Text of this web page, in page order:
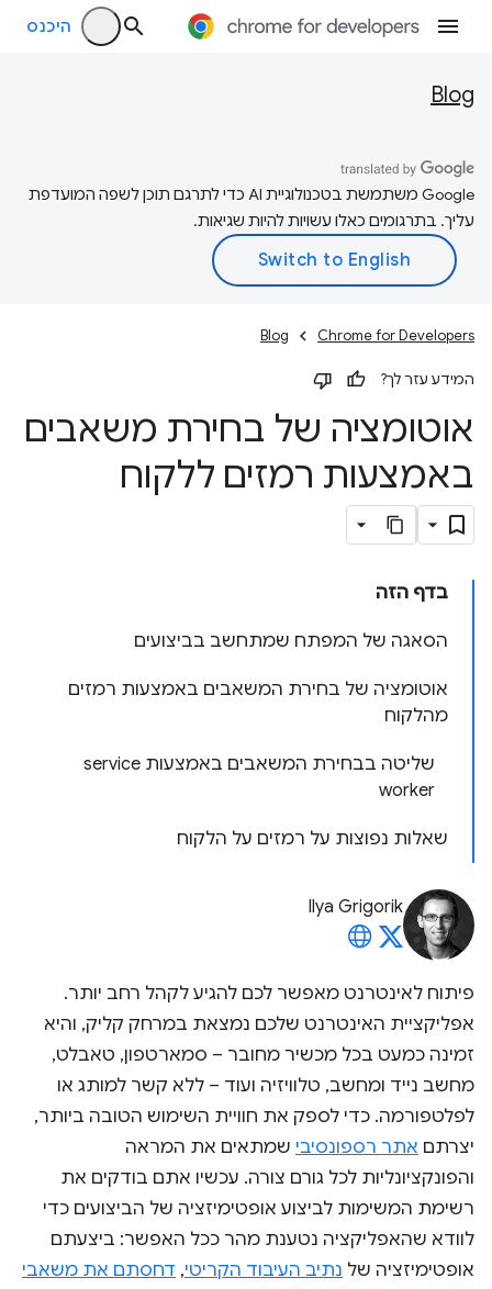
היכנס
Blog
‫Google משתמשת בטכנולוגיית AI כדי לתרגם תוכן לשפה המועדפת
עליך. בתרגומים כאלו עשויות להיות שגיאות.
Chrome for Developers
Blog
המידע עזר לך?
אוטומציה של בחירת משאבים
באמצעות רמזים ללקוח
בדף הזה
הסאגה של המפתח שמתחשב בביצועים
אוטומציה של בחירת המשאבים באמצעות רמזים
מהלקוח
שליטה בבחירת המשאבים באמצעות service
worker
שאלות נפוצות על רמזים על הלקוח
Ilya Grigorik
פיתוח לאינטרנט מאפשר לכם להגיע לקהל רחב יותר.
אפליקציית האינטרנט שלכם נמצאת במרחק קליק, והיא
זמינה כמעט בכל מכשיר מחובר – סמארטפון, טאבלט,
מחשב נייד ומחשב, טלוויזיה ועוד – ללא קשר למותג או
לפלטפורמה. כדי לספק את חוויית השימוש הטובה ביותר,
יצרתם אתר רספונסיבי שמתאים את המראה
והפונקציונליות לכל גורם צורה. עכשיו אתם בודקים את
רשימת המשימות לביצוע אופטימיזציה של הביצועים כדי
לוודא שהאפליקציה נטענת מהר ככל האפשר: ביצעתם
אופטימיזציה של נתיב העיבוד הקריטי, דחסתם את משאבי